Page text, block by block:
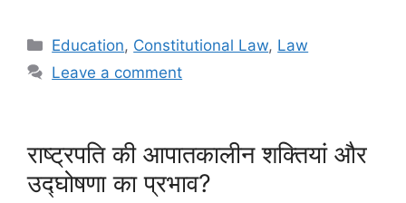
c
e
o
k
itt
er
ai
l
ar
e
Categories
Education, Constitutional Law, Law
Leave a comment
राष्ट्रपति की आपातकालीन शक्तियां और
उद्घोषणा का प्रभाव?